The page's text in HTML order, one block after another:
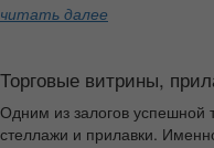
читать далее
Торговые витрины,
Одним из залогов успешной
стеллажи и прилавки.